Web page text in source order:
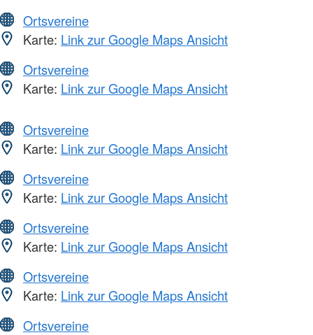
Ortsvereine
Karte: Link zur Google Maps Ansicht
Ortsvereine
Karte: Link zur Google Maps Ansicht
Ortsvereine
Karte: Link zur Google Maps Ansicht
Ortsvereine
Karte: Link zur Google Maps Ansicht
Ortsvereine
Karte: Link zur Google Maps Ansicht
Ortsvereine
Karte: Link zur Google Maps Ansicht
Ortsvereine